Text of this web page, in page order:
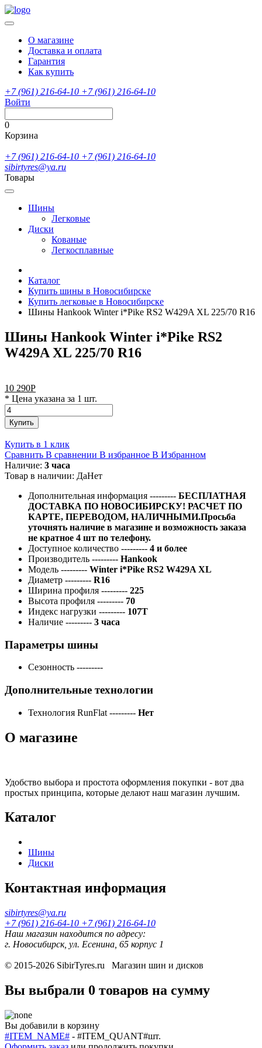
О магазине
Доставка и оплата
Гарантия
Как купить
+7 (961) 216-64-10 +7 (961) 216-64-10
Войти
0
Корзина
+7 (961) 216-64-10 +7 (961) 216-64-10
sibirtyres@ya.ru
Товары
Шины
Легковые
Диски
Кованые
Легкосплавные
Каталог
Купить шины в Новосибирске
Купить легковые в Новосибирске
Шины Hankook Winter i*Pike RS2 W429A XL 225/70 R16
Шины Hankook Winter i*Pike RS2
W429A XL 225/70 R16
10 290Р
* Цена указана за 1 шт.
Купить
Купить в 1 клик
Сравнить В сравнении В избранное В Избранном
Наличие: 3 часа
Товар в наличии: ДаНет
Дополнительная информация --------- БЕСПЛАТНАЯ
ДОСТАВКА ПО НОВОСИБИРСКУ! РАСЧЕТ ПО
КАРТЕ, ПЕРЕВОДОМ, НАЛИЧНЫМИ.Просьба
уточнять наличие в магазине и возможность заказа
не кратное 4 шт по телефону.
Доступное количество --------- 4 и более
Производитель --------- Hankook
Модель --------- Winter i*Pike RS2 W429A XL
Диаметр --------- R16
Ширина профиля --------- 225
Высота профиля --------- 70
Индекс нагрузки --------- 107T
Наличие --------- 3 часа
Параметры шины
Сезонность ---------
Дополнительные технологии
Технология RunFlat --------- Нет
О магазине
Удобство выбора и простота оформления покупки - вот два
простых принципа, которые делают наш магазин лучшим.
Каталог
Шины
Диски
Контактная информация
sibirtyres@ya.ru
+7 (961) 216-64-10 +7 (961) 216-64-10
Наш магазин находится по адресу:
г. Новосибирск, ул. Есенина, 65 корпус 1
© 2015-2026 SibirTyres.ru Магазин шин и дисков
Вы выбрали 0 товаров на сумму
Вы добавили в корзину
#ITEM_NAME# - #ITEM_QUANT#шт.